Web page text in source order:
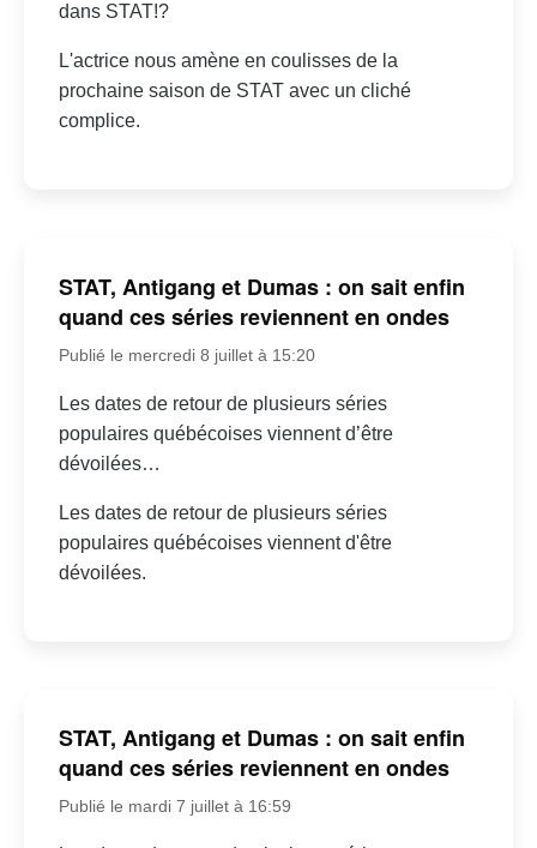
dans STAT!?
L'actrice nous amène en coulisses de la
prochaine saison de STAT avec un cliché
complice.
STAT, Antigang et Dumas : on sait enfin
quand ces séries reviennent en ondes
Publié le mercredi 8 juillet à 15:20
Les dates de retour de plusieurs séries
populaires québécoises viennent d’être
dévoilées…
Les dates de retour de plusieurs séries
populaires québécoises viennent d'être
dévoilées.
STAT, Antigang et Dumas : on sait enfin
quand ces séries reviennent en ondes
Publié le mardi 7 juillet à 16:59